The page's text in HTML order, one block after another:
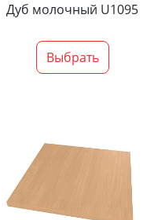
Дуб молочный U1095
Выбрать